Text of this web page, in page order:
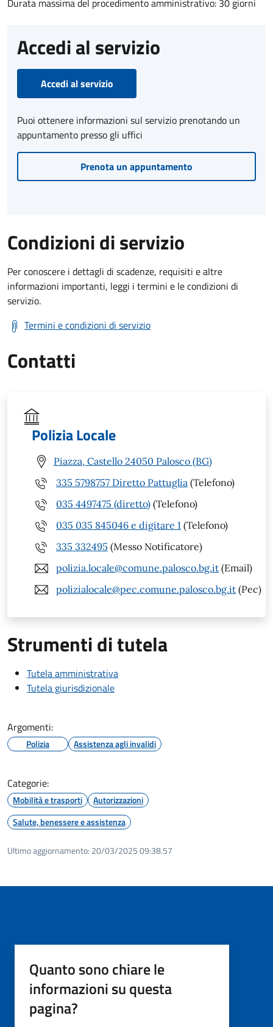
Accedi al servizio
Accedi al servizio
Puoi ottenere informazioni sul servizio prenotando un
appuntamento presso gli uffici
Prenota un appuntamento
Condizioni di servizio
Per conoscere i dettagli di scadenze, requisiti e altre
informazioni importanti, leggi i termini e le condizioni di
servizio.
Termini e condizioni di servizio
Contatti
Polizia Locale
Piazza, Castello 24050 Palosco (BG)
335 5798757 Diretto Pattuglia (Telefono)
035 4497475 (diretto) (Telefono)
035 035 845046 e digitare 1 (Telefono)
335 332495 (Messo Notificatore)
polizia.locale@comune.palosco.bg.it (Email)
polizialocale@pec.comune.palosco.bg.it (Pec)
Strumenti di tutela
Tutela amministrativa
Tutela giurisdizionale
Argomenti:
Polizia Assistenza agli invalidi
Categorie:
Mobilità e trasporti
Autorizzazioni
Salute, benessere e assistenza
Ultimo aggiornamento: 20/03/2025 09:38.57
Quanto sono chiare le
informazioni su questa
pagina?